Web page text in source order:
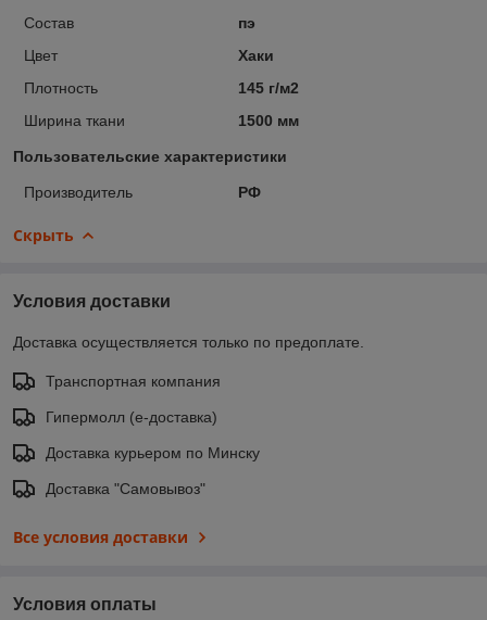
Состав
пэ
Цвет
Хаки
Плотность
145 г/м2
Ширина ткани
1500 мм
Пользовательские характеристики
Производитель РФ
Скрыть
Условия доставки
Доставка осуществляется только по предоплате.
Транспортная компания
Гипермолл (е-доставка)
Доставка курьером по Минску
Доставка "Самовывоз"
Все условия доставки
Условия оплаты